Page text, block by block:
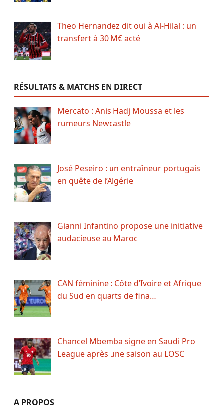
Theo Hernandez dit oui à Al-Hilal : un
transfert à 30 M€ acté
RÉSULTATS & MATCHS EN DIRECT
Mercato : Anis Hadj Moussa et les
rumeurs Newcastle
José Peseiro : un entraîneur portugais
en quête de l’Algérie
Gianni Infantino propose une initiative
audacieuse au Maroc
CAN féminine : Côte d’Ivoire et Afrique
du Sud en quarts de fina…
Chancel Mbemba signe en Saudi Pro
League après une saison au LOSC
A PROPOS